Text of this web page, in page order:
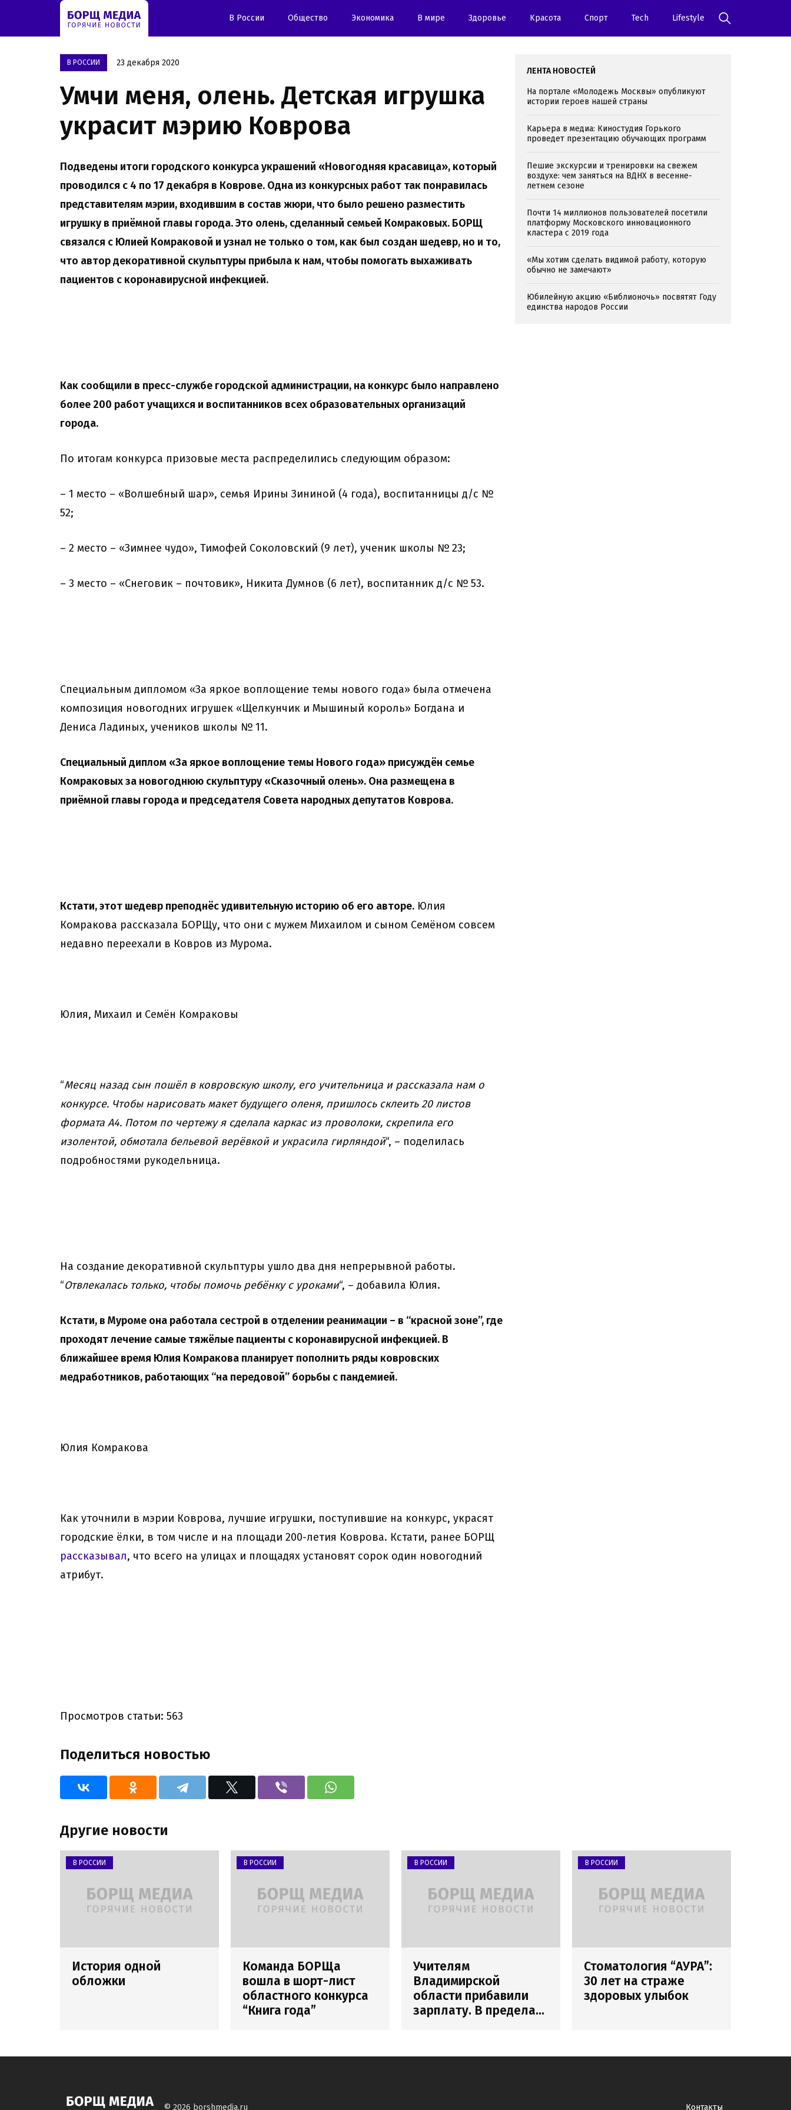
В России Oбщество Экономика В мире Здоровье Kрасота Спорт Tech Lifestyle
В РОССИИ 23 декабря 2020
Умчи меня, олень. Детская игрушка
украсит мэрию Коврова
Подведены итоги городского конкурса украшений «Новогодняя красавица», который
проводился с 4 по 17 декабря в Коврове. Одна из конкурсных работ так понравилась
представителям мэрии, входившим в состав жюри, что было решено разместить
игрушку в приёмной главы города. Это олень, сделанный семьей Комраковых. БОРЩ
связался с Юлией Комраковой и узнал не только о том, как был создан шедевр, но и то,
что автор декоративной скульптуры прибыла к нам, чтобы помогать выхаживать
пациентов с коронавирусной инфекцией.
Как сообщили в пресс-службе городской администрации, на конкурс было направлено
более 200 работ учащихся и воспитанников всех образовательных организаций
города.
По итогам конкурса призовые места распределились следующим образом:
– 1 место – «Волшебный шар», семья Ирины Зининой (4 года), воспитанницы д/с №
52;
– 2 место – «Зимнее чудо», Тимофей Соколовский (9 лет), ученик школы № 23;
– 3 место – «Снеговик – почтовик», Никита Думнов (6 лет), воспитанник д/с № 53.
Специальным дипломом «За яркое воплощение темы нового года» была отмечена
композиция новогодних игрушек «Щелкунчик и Мышиный король» Богдана и
Дениса Ладиных, учеников школы № 11.
Специальный диплом «За яркое воплощение темы Нового года» присуждён семье
Комраковых за новогоднюю скульптуру «Сказочный олень». Она размещена в
приёмной главы города и председателя Совета народных депутатов Коврова.
Кстати, этот шедевр преподнёс удивительную историю об его авторе. Юлия
Комракова рассказала БОРЩу, что они с мужем Михаилом и сыном Семёном совсем
недавно переехали в Ковров из Мурома.
Юлия, Михаил и Семён Комраковы
“Месяц назад сын пошёл в ковровскую школу, его учительница и рассказала нам о
конкурсе. Чтобы нарисовать макет будущего оленя, пришлось склеить 20 листов
формата А4. Потом по чертежу я сделала каркас из проволоки, скрепила его
изолентой, обмотала бельевой верёвкой и украсила гирляндой“, – поделилась
подробностями рукодельница.
На создание декоративной скульптуры ушло два дня непрерывной работы.
“Отвлекалась только, чтобы помочь ребёнку с уроками“, – добавила Юлия.
Кстати, в Муроме она работала сестрой в отделении реанимации – в “красной зоне”, где
проходят лечение самые тяжёлые пациенты с коронавирусной инфекцией. В
ближайшее время Юлия Комракова планирует пополнить ряды ковровских
медработников, работающих “на передовой” борьбы с пандемией.
Юлия Комракова
Как уточнили в мэрии Коврова, лучшие игрушки, поступившие на конкурс, украсят
городские ёлки, в том числе и на площади 200-летия Коврова. Кстати, ранее БОРЩ
рассказывал, что всего на улицах и площадях установят сорок один новогодний
атрибут.
Просмотров статьи: 563
Поделиться новостью
ЛЕНТА НОВОСТЕЙ
На портале «Молодежь Москвы» опубликуют
истории героев нашей страны
Карьера в медиа: Киностудия Горького
проведет презентацию обучающих программ
Пешие экскурсии и тренировки на свежем
воздухе: чем заняться на ВДНХ в весенне-
летнем сезоне
Почти 14 миллионов пользователей посетили
платформу Московского инновационного
кластера с 2019 года
«Мы хотим сделать видимой работу, которую
обычно не замечают»
Юбилейную акцию «Библионочь» посвятят Году
единства народов России
Другие новости
В РОССИИ
История одной
обложки
В РОССИИ
Команда БОРЩа
вошла в шорт-лист
областного конкурса
“Книга года”
В РОССИИ
Учителям
Владимирской
области прибавили
зарплату. В пределах
В РОССИИ
Стоматология “АУРА”:
30 лет на страже
здоровых улыбок
© 2026 borshmedia.ru Контакты